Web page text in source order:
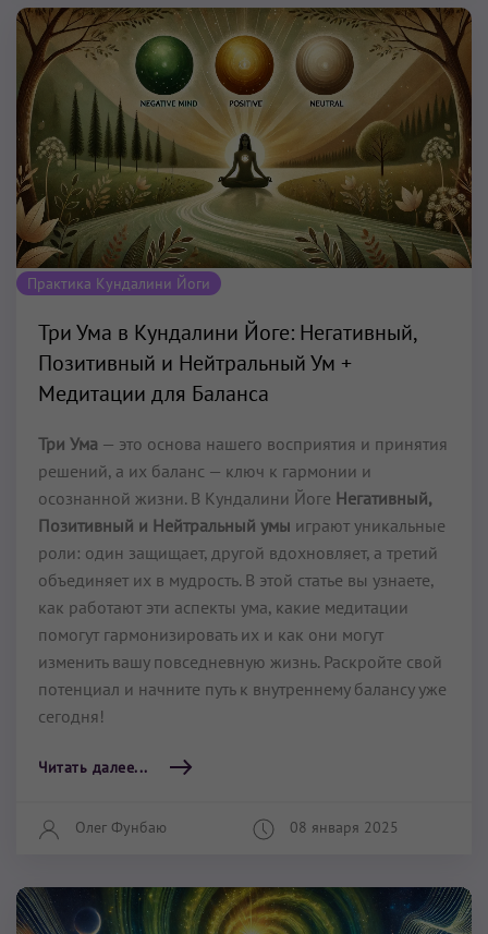
Практика Кундалини Йоги
Три Ума в Кундалини Йоге: Негативный,
Позитивный и Нейтральный Ум +
Медитации для Баланса
Три Ума — это основа нашего восприятия и принятия
решений, а их баланс — ключ к гармонии и
осознанной жизни. В Кундалини Йоге Негативный,
Позитивный и Нейтральный умы играют уникальные
роли: один защищает, другой вдохновляет, а третий
объединяет их в мудрость. В этой статье вы узнаете,
как работают эти аспекты ума, какие медитации
помогут гармонизировать их и как они могут
изменить вашу повседневную жизнь. Раскройте свой
потенциал и начните путь к внутреннему балансу уже
сегодня!
Читать далее...
Олег Фунбаю 08 января 2025